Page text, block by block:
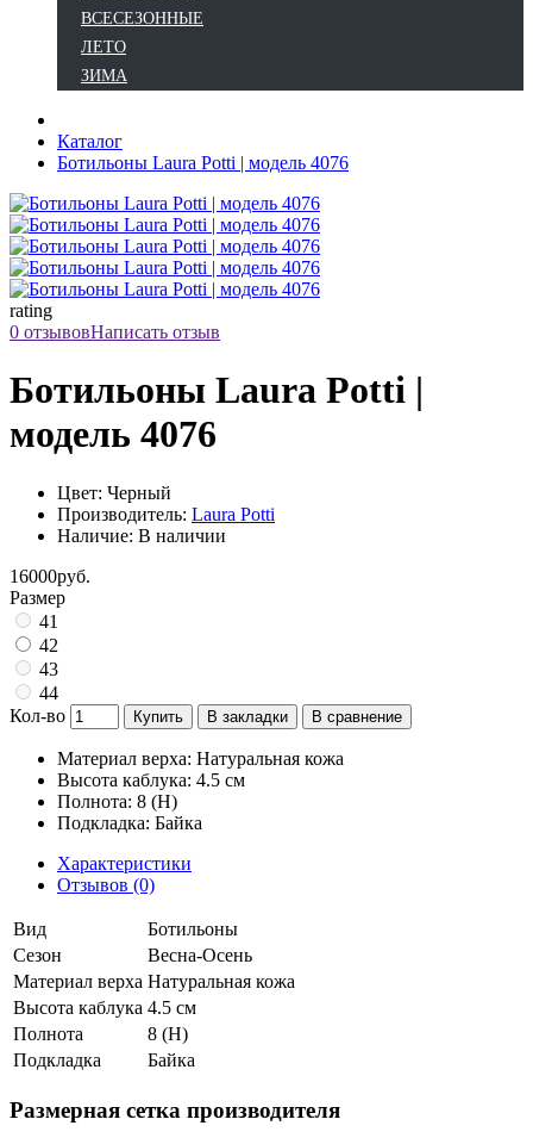
ВСЕСЕЗОННЫЕ
ЛЕТО
ЗИМА
Каталог
Ботильоны Laura Potti | модель 4076
rating
0 отзывовНаписать отзыв
Ботильоны Laura Potti |
модель 4076
Цвет: Черный
Производитель: Laura Potti
Наличие: В наличии
16000руб.
Размер
41
42
43
44
Кол-во
Купить В закладки В сравнение
Материал верха: Натуральная кожа
Высота каблука: 4.5 см
Полнота: 8 (H)
Подкладка: Байка
Характеристики
Отзывов (0)
Вид
Ботильоны
Сезон
Весна-Осень
Материал верха Натуральная кожа
Высота каблука 4.5 см
Полнота
8 (H)
Подкладка
Байка
Размерная сетка производителя